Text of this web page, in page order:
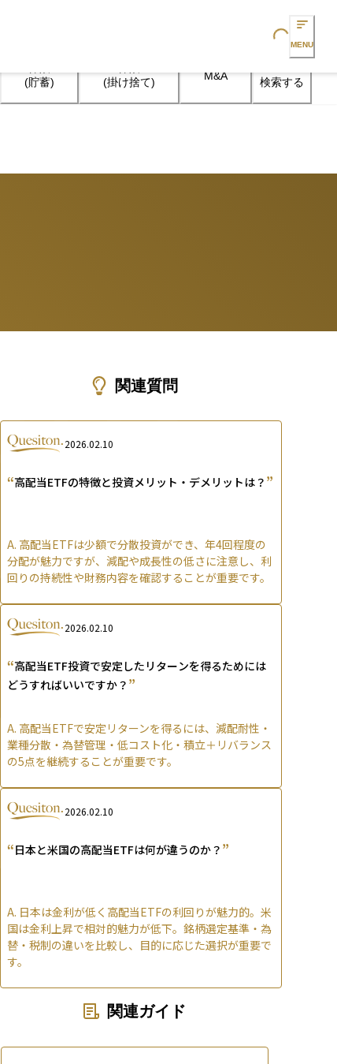
Loading...
MENU
(貯蓄)
(掛け捨て)
M&A 検索する
関連質問
2026.02.10
“高配当ETFの特徴と投資メリット・デメリットは？ ”
A. 高配当ETFは少額で分散投資ができ、年4回程度の
分配が魅力ですが、減配や成長性の低さに注意し、利
回りの持続性や財務内容を確認することが重要です。
2026.02.10
“高配当ETF投資で安定したリターンを得るためには
どうすればいいですか？ ”
A. 高配当ETFで安定リターンを得るには、減配耐性・
業種分散・為替管理・低コスト化・積立＋リバランス
の5点を継続することが重要です。
2026.02.10
“日本と米国の高配当ETFは何が違うのか？ ”
A. 日本は金利が低く高配当ETFの利回りが魅力的。米
国は金利上昇で相対的魅力が低下。銘柄選定基準・為
替・税制の違いを比較し、目的に応じた選択が重要で
す。
関連ガイド